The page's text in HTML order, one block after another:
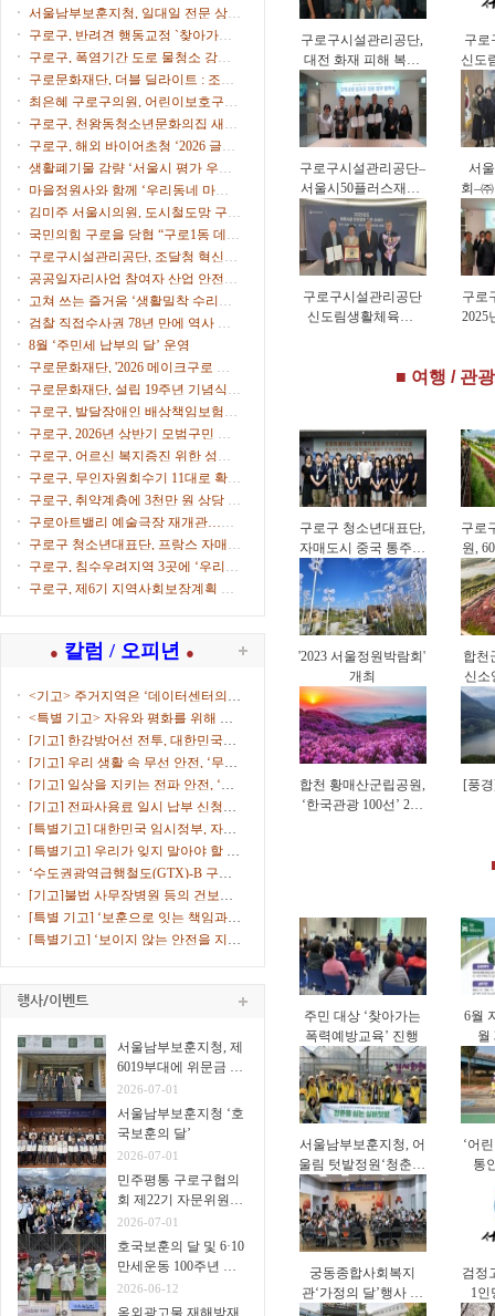
계획 수립 본격 착수
서울남부보훈지청, 일대일 전문 상담
가 ‘보훈매니저’ 운영
구로구, 반려견 행동교정 `찾아가는
펫마스터` 참가자 모집
구로구, 폭염기간 도로 물청소 강화,
살수차7대 투입 무더위 식힌다
구로문화재단, 더블 딜라이트 : 조윤
성 트리오 & 스탠딩 에그 개최
최은혜 구로구의원, 어린이보호구역
운영 개선 주민 간담회 개최
구로구, 천왕동청소년문화의집 새단
장…오픈파티·청소년 축제
구로구, 해외 바이어초청 ‘2026 글로
벌 비즈니스 상담회’ 참가기업 모집
생활폐기물 감량 ‘서울시 평가 우수
구’ 선정
마을정원사와 함께 ‘우리동네 마을
정원’ 식재 행사 개최
김미주 서울시의원, 도시철도망 구축
계획 시민공청회 참석
국민의힘 구로을 당협 “구로1동 데이
터센터 추진 중단을”
구로구시설관리공단, 조달청 혁신제
품 도입으로 공영주차장 화재 대응력
강화
공공일자리사업 참여자 산업 안전·
보건 교육 실시
고쳐 쓰는 즐거움 ‘생활밀착 수리교
육’ 운영
검찰 직접수사권 78년 만에 역사 속
으로
8월 ‘주민세 납부의 달’ 운영
구로문화재단, '2026 메이크구로 아
트마켓' 참가자 모집
구로문화재단, 설립 19주년 기념식
개최
구로구, 발달장애인 배상책임보험으
로 생활 속 사고 보상
구로구, 2026년 상반기 모범구민 표
창 수여
구로구, 어르신 복지증진 위한 성금
500만원 전달
구로구, 무인자원회수기 11대로 확대
운영
구로구, 취약계층에 3천만 원 상당 후
원물품 전달
구로아트밸리 예술극장 재개관…이
탈리아·한국 협연 '별들의 투란도트'
구로구 청소년대표단, 프랑스 자매도
시서 문화교류
구로구, 침수우려지역 3곳에 ‘우리동
네 수방거점’ 운영
구로구, 제6기 지역사회보장계획 수
● 칼럼 / 오피년 ●
<기고> 주거지역은 ‘데이터센터의
부...
<특별 기고> 자유와 평화를 위해 함
께...
[기고] 한강방어선 전투, 대한민국을
지켜낸 ...
[기고] 우리 생활 속 무선 안전, ‘무선
국 허...
[기고] 일상을 지키는 전파 안전, ‘적
합성평...
[기고] 전파사용료 일시 납부 신청하
고 10% ...
[특별기고] 대한민국 임시정부, 자주
독립의 ...
[특별기고] 우리가 잊지 말아야 할 서
해수호...
‘수도권광역급행철도(GTX)-B 구로
노선 환기...
[기고]불법 사무장병원 등의 건보재
정 침해에...
[특별 기고] ‘보훈으로 잇는 책임과
통합의 ...
[특별기고] ‘보이지 않는 안전을 지키
서울남부보훈지청, 제
6019부대에 위문금 전
달
2026-07-01
서울남부보훈지청 ‘호
국보훈의 달’
2026-07-01
민주평통 구로구협의
회 제22기 자문위원
31명
2026-07-01
호국보훈의 달 및 6·10
만세운동 100주년 고
척야구장서 시구·시타
2026-06-12
옥외광고물 재해방재
구로구시설관리공단,
대전 화재 피해 복구
지원 성금 전달
구로
신도
르신
구로구시설관리공단–
서울시50플러스재단,
중장년 일자리 창출
업무협약
서
회–
빌리
구로구시설관리공단
신도림생활체육관,
구로
2025
■ 여행 / 관
구로구 청소년대표단,
자매도시 중국 통주구
방문…4박 5일 교류
활동
구로
원,
'2023 서울정원박람회'
개최
합천
신소
합천 황매산군립공원,
‘한국관광 100선’ 2회
[풍
주민 대상 ‘찾아가는
폭력예방교육’ 진행
6월
월
서울남부보훈지청, 어
울림 텃밭정원‘청춘을
심는 실버 텃밭’진행
‘어
통
궁동종합사회복지
관‘가정의 달’행사 진
행
검정
1인